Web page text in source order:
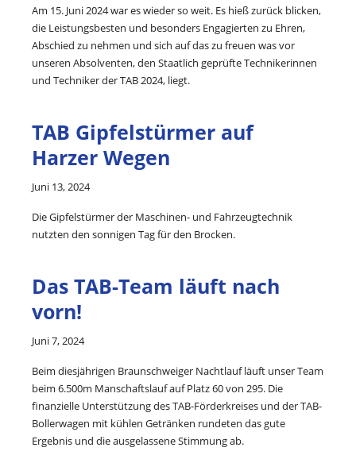
Am 15. Juni 2024 war es wieder so weit. Es hieß zurück blicken,
die Leistungsbesten und besonders Engagierten zu Ehren,
Abschied zu nehmen und sich auf das zu freuen was vor
unseren Absolventen, den Staatlich geprüfte Technikerinnen
und Techniker der TAB 2024, liegt.
TAB Gipfelstürmer auf
Harzer Wegen
Juni 13, 2024
Die Gipfelstürmer der Maschinen- und Fahrzeugtechnik
nutzten den sonnigen Tag für den Brocken.
Das TAB-Team läuft nach
vorn!
Juni 7, 2024
Beim diesjährigen Braunschweiger Nachtlauf läuft unser Team
beim 6.500m Manschaftslauf auf Platz 60 von 295. Die
finanzielle Unterstützung des TAB-Förderkreises und der TAB-
Bollerwagen mit kühlen Getränken rundeten das gute
Ergebnis und die ausgelassene Stimmung ab.